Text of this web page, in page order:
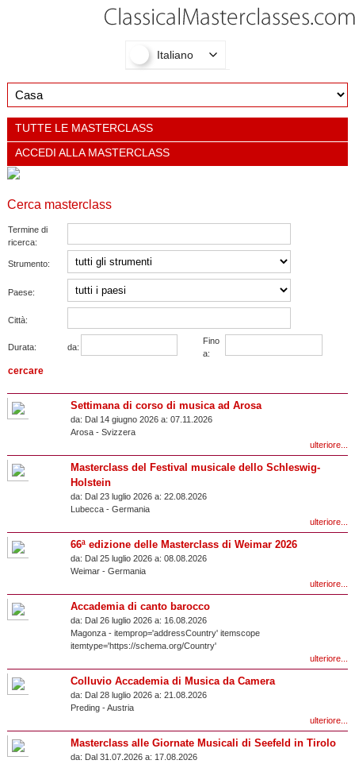
Italiano
TUTTE LE MASTERCLASS
ACCEDI ALLA MASTERCLASS
Cerca masterclass
Termine di
ricerca:
Strumento:
Paese:
Città:
Durata: da:
Fino
a:
Settimana di corso di musica ad Arosa
da: Dal 14 giugno 2026 a: 07.11.2026
Arosa- Svizzera
ulteriore...
Masterclass del Festival musicale dello Schleswig-
Holstein
da: Dal 23 luglio 2026 a: 22.08.2026
Lubecca - Germania
ulteriore...
66ª edizione delle Masterclass di Weimar 2026
da: Dal 25 luglio 2026 a: 08.08.2026
Weimar- Germania
ulteriore...
Accademia di canto barocco
da: Dal 26 luglio 2026 a: 16.08.2026
Magonza- itemprop='addressCountry' itemscope
itemtype='https://schema.org/Country'
ulteriore...
Colluvio Accademia di Musica da Camera
da: Dal 28 luglio 2026 a: 21.08.2026
Preding-Austria
ulteriore...
Masterclass alle Giornate Musicali di Seefeld in Tirolo
da: Dal 31.07.2026 a: 17.08.2026